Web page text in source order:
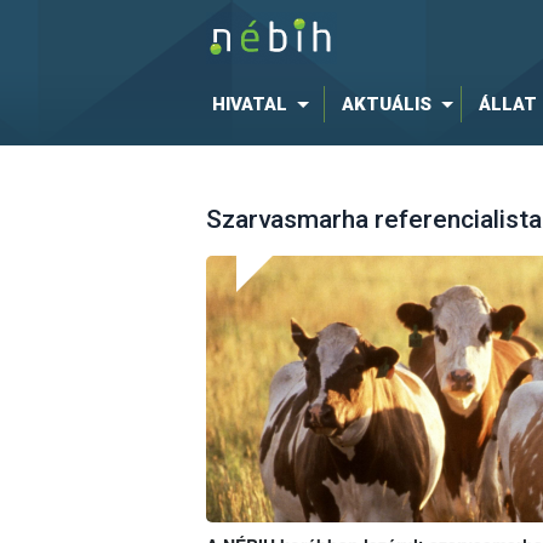
HIVATAL AKTUÁLIS ÁLLAT
Szarvasmarha referencialista